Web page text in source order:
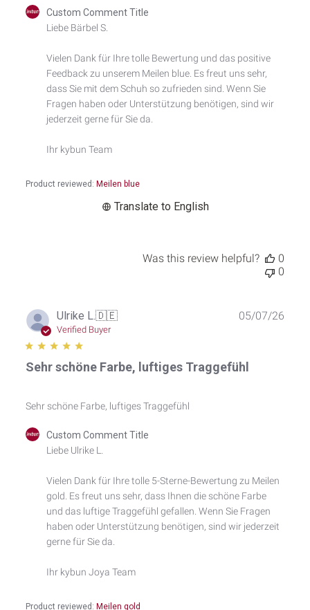
Product reviewed: Meilen blue
Comments
Review
Custom
Comment
Title
13
Custom Comment Title
Liebe Bärbel S.
Vielen Dank für Ihre tolle Bewertung und das positive
Feedback zu unserem Meilen blue. Es freut uns sehr,
dass Sie mit dem Schuh so zufrieden sind. Wenn Sie
Fragen haben oder Unterstützung benötigen, sind wir
jederzeit gerne für Sie da.
Ihr kybun Team
Translate to English
Was this review helpful?
0
0
Ulrike L. 🇩🇪
Verified Buyer
Sehr schöne Farbe, luftiges Traggefühl
Sehr schöne Farbe, luftiges Traggefühl
Product reviewed: Meilen gold
Comments
Review
Custom
Comment
07
Custom Comment Title
Liebe Ulrike L.
Vielen Dank für Ihre tolle 5-Sterne-Bewertung zu Meilen
gold. Es freut uns sehr, dass Ihnen die schöne Farbe
und das luftige Traggefühl gefallen. Wenn Sie Fragen
haben oder Unterstützung benötigen, sind wir jederzeit
gerne für Sie da.
Ihr kybun Joya Team
05/07/26